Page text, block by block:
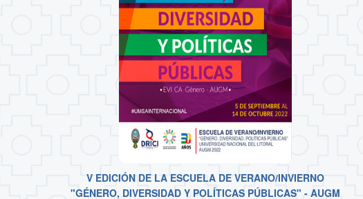
V EDICIÓN DE LA ESCUELA DE VERANO/INVIERNO
"GÉNERO, DIVERSIDAD Y POLÍTICAS PÚBLICAS" - AUGM